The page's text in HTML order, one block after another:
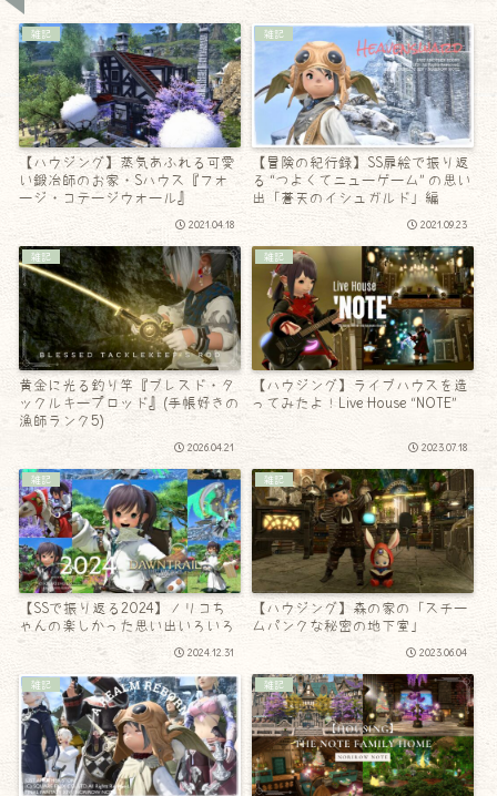
雑記
【ハウジング】蒸気あふれる可愛
い鍛冶師のお家・Sハウス『フォ
ージ・コテージウォール』
2021.04.18
雑記
【冒険の紀行録】SS扉絵で振り返
る “つよくてニューゲーム” の思い
出「蒼天のイシュガルド」編
2021.09.23
雑記
黄金に光る釣り竿『ブレスド・タ
ックルキープロッド』(手帳好きの
漁師ランク5)
2026.04.21
雑記
【ハウジング】ライブハウスを造
ってみたよ！Live House “NOTE”
2023.07.18
雑記
【SSで振り返る2024】ノリコち
ゃんの楽しかった思い出いろいろ
2024.12.31
雑記
【ハウジング】森の家の「スチー
ムパンクな秘密の地下室」
2023.06.04
雑記 雑記